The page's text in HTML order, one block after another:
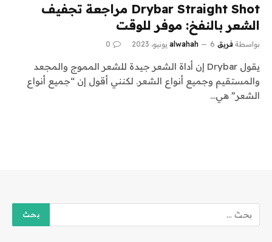
Drybar Straight Shot مراجعة تجفيف
الشعر بالنفخ: موفر للوقت
بواسطة فريق alwahah 6 يونيو، 2023 0
يقول Drybar إن أداة الشعر جيدة للشعر المموج والمجعد
والمستقيم وجميع أنواع الشعر. لكنني أقول إن “جميع أنواع
الشعر” هي…